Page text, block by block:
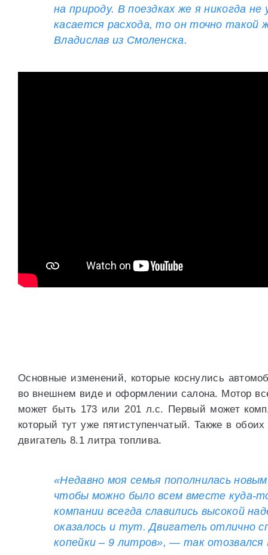
на природу. В поездках же я никогда
касается расхода, то он точно такой
Владислав из Смоленска.
Основные изменений, которые коснулись
во внешнем виде и оформлении салона. Мотор
может быть 173 или 201 л.с. Первый может
который тут уже пятиступенчатый. Также в
двигатель 8.1 литра топлива.
«Недавно моя семья пополнилась
чтобы можно было всем вместе куда-
компании всегда славились высокой
оказалось и тут. Двигатель отлично
копейки – 9 литров», — так отозвался